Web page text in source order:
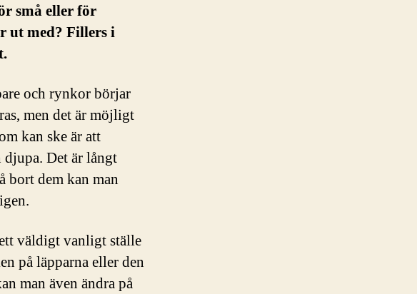
små eller för
ut med? Fillers i
och rynkor börjar
men det är möjligt
kan ske är att
Det är långt
bort dem kan man
väldigt vanligt ställe
på läpparna eller den
man även ändra på